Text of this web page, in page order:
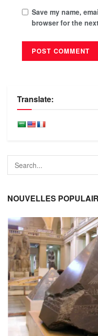
Save my name,
browser for the
Translate:
NOUVELLES